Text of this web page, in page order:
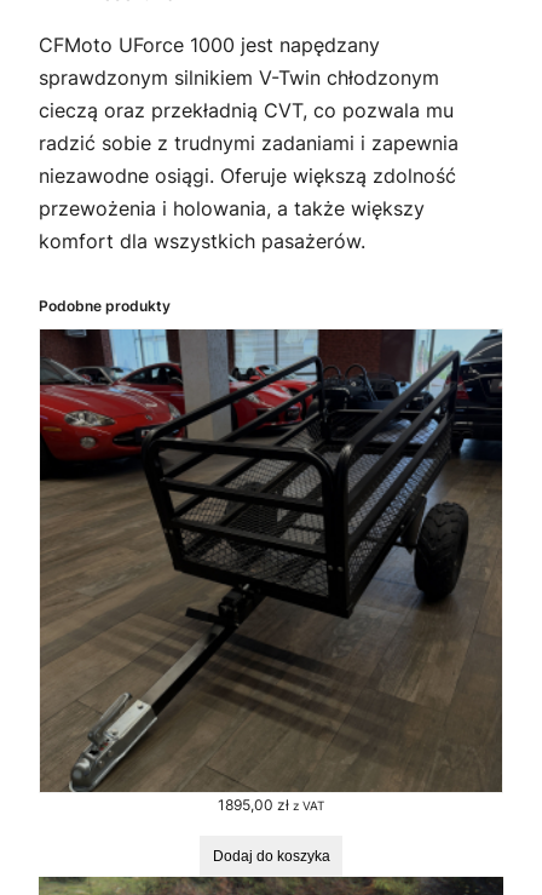
CFMoto UForce 1000 jest napędzany
sprawdzonym silnikiem V-Twin chłodzonym
cieczą oraz przekładnią CVT, co pozwala mu
radzić sobie z trudnymi zadaniami i zapewnia
niezawodne osiągi. Oferuje większą zdolność
przewożenia i holowania, a także większy
komfort dla wszystkich pasażerów.
Podobne produkty
1895,00 zł z VAT
Dodaj do koszyka